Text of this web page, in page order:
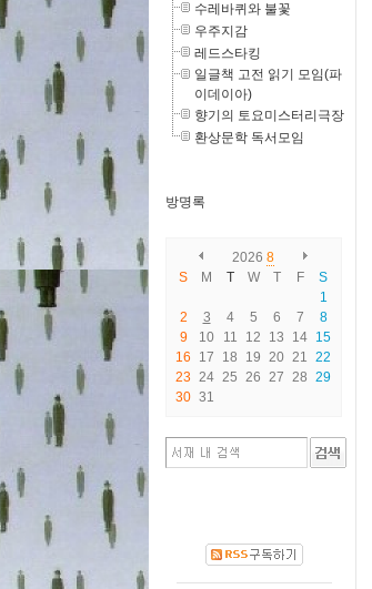
수레바퀴와 불꽃
우주지감
레드스타킹
일글책 고전 읽기 모임(파
이데이아)
향기의 토요미스터리극장
환상문학 독서모임
방명록
2026 8
S
M T W T F
S
1
2
3 4 5 6 7
8
9
10 11 12 13 14 15
16
17 18 19 20 21 22
23 24 25 26 27 28 29
30 31